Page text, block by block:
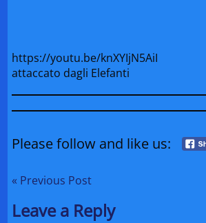
https://youtu.be/knXYIjN5AiI
attaccato dagli Elefanti
Please follow and like us:
« Previous Post
Leave a Reply